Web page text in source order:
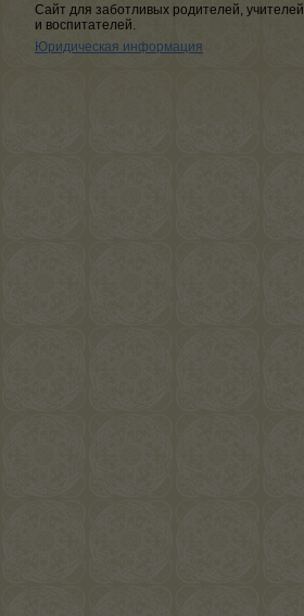
Сайт для заботливых родителей, учителей
и воспитателей.
Юридическая информация